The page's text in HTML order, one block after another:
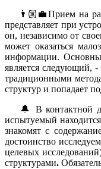
👨🏼‍💼Прием на
представляет при
он, независимо от
может оказаться
информации.
является следующий,
традиционными
структур и попадает
🔔 В контактной
испытуемый
знакомят с
достоинство
целевых
структурами.